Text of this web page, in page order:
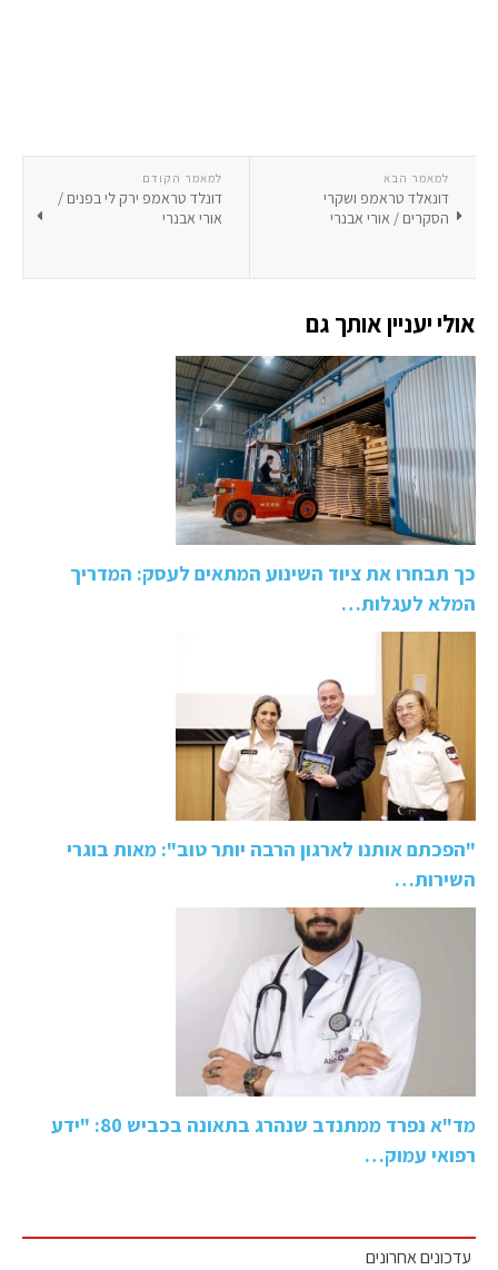
למאמר הקודם
דונלד טראמפ ירק לי בפנים /
אורי אבנרי
למאמר הבא
דונאלד טראמפ ושקרי
הסקרים / אורי אבנרי
אולי יעניין אותך גם
כך תבחרו את ציוד השינוע המתאים לעסק: המדריך
המלא לעגלות…
"הפכתם אותנו לארגון הרבה יותר טוב": מאות בוגרי
השירות…
מד"א נפרד ממתנדב שנהרג בתאונה בכביש 80: "ידע
רפואי עמוק…
עדכונים אחרונים